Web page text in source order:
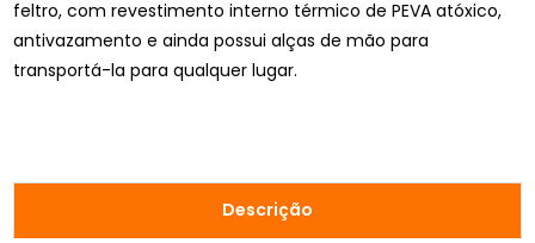
feltro, com revestimento interno térmico de PEVA atóxico,
antivazamento e ainda possui alças de mão para
transportá-la para qualquer lugar.
Descrição